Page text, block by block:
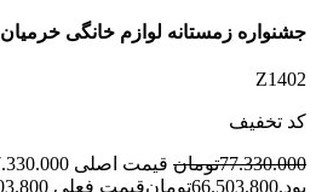
جشنواره زمستانه لوازم خانگی خرمیان
Z1402
کد تخفیف
77.330.000تومان
بود.66.503.800تومانقیمت فعلی 66.503.800تومان است.